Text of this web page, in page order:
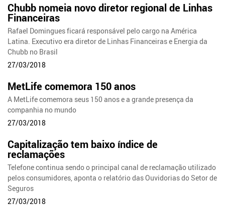
Chubb nomeia novo diretor regional de Linhas
Financeiras
Rafael Domingues ficará responsável pelo cargo na América
Latina. Executivo era diretor de Linhas Financeiras e Energia da
Chubb no Brasil
27/03/2018
MetLife comemora 150 anos
A MetLife comemora seus 150 anos e a grande presença da
companhia no mundo
27/03/2018
Capitalização tem baixo índice de
reclamações
Telefone continua sendo o principal canal de reclamação utilizado
pelos consumidores, aponta o relatório das Ouvidorias do Setor de
Seguros
27/03/2018